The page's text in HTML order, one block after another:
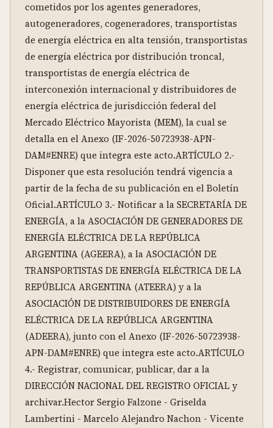
cometidos por los agentes generadores,
autogeneradores, cogeneradores, transportistas
de energía eléctrica en alta tensión, transportistas
de energía eléctrica por distribución troncal,
transportistas de energía eléctrica de
interconexión internacional y distribuidores de
energía eléctrica de jurisdicción federal del
Mercado Eléctrico Mayorista (MEM), la cual se
detalla en el Anexo (IF-2026-50723938-APN-
DAM#ENRE) que integra este acto.ARTÍCULO 2.-
Disponer que esta resolución tendrá vigencia a
partir de la fecha de su publicación en el Boletín
Oficial.ARTÍCULO 3.- Notificar a la SECRETARÍA DE
ENERGÍA, a la ASOCIACIÓN DE GENERADORES DE
ENERGÍA ELÉCTRICA DE LA REPÚBLICA
ARGENTINA (AGEERA), a la ASOCIACIÓN DE
TRANSPORTISTAS DE ENERGÍA ELÉCTRICA DE LA
REPÚBLICA ARGENTINA (ATEERA) y a la
ASOCIACIÓN DE DISTRIBUIDORES DE ENERGÍA
ELÉCTRICA DE LA REPÚBLICA ARGENTINA
(ADEERA), junto con el Anexo (IF-2026-50723938-
APN-DAM#ENRE) que integra este acto.ARTÍCULO
4.- Registrar, comunicar, publicar, dar a la
DIRECCIÓN NACIONAL DEL REGISTRO OFICIAL y
archivar.Hector Sergio Falzone - Griselda
Lambertini - Marcelo Alejandro Nachon - Vicente